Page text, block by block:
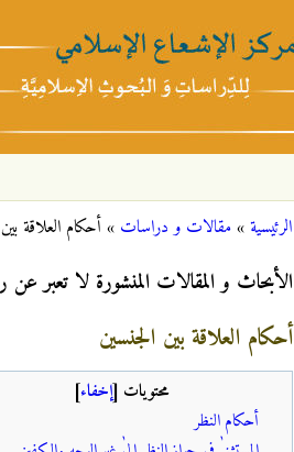
أنت هنا
الرئيسية»مقالات و دراسات »أحكام العلاقة
الأبحاث و المقالات المنشورة لا تعبر
أحكام العلاقة بين الجنسين
محتويات [إخفاء]
أحكام النظر